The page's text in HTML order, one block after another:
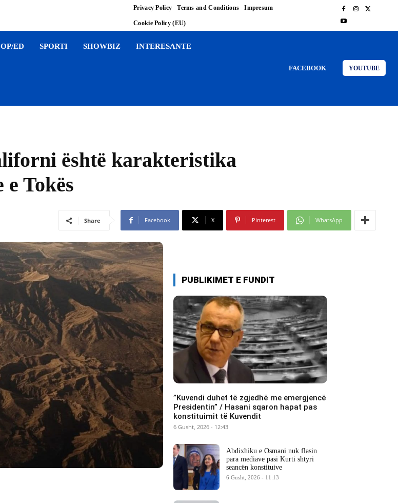
Privacy Policy Terms and Conditions Impresum
Cookie Policy (EU)
OP/ED SPORTI SHOWBIZ INTERESANTE
FACEBOOK YOUTUBE
është karakteristika
Tokës
Share Facebook X Pinterest WhatsApp
PUBLIKIMET E FUNDIT
​”Kuvendi duhet të zgjedhë me emergjencë
Presidentin” / Hasani sqaron hapat pas
konstituimit të Kuvendit
6 Gusht, 2026 - 12:43
Abdixhiku e Osmani nuk flasin
para mediave pasi Kurti shtyri
seancën konstituive
6 Gusht, 2026 - 11:13